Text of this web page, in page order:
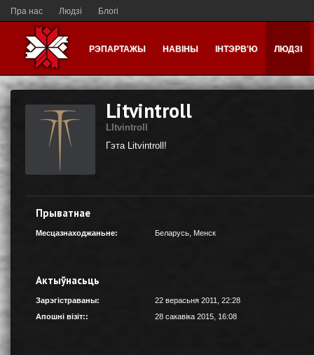
Пра нас Людзі Блогі
РЭПАРТАЖЫ НАВІНЫ ІНТЭРВ'Ю ЛЮДЗІ
Litvintroll
LItvintroll
Гэта Litvintroll!
Прыватнае
Месцазнаходжаньне: Беларусь Менск
Актыўнасьць
Зарэгістраваны:
22 верасьня 2011, 22:28
Апошні візіт::
28 сакавіка 2015, 16:08